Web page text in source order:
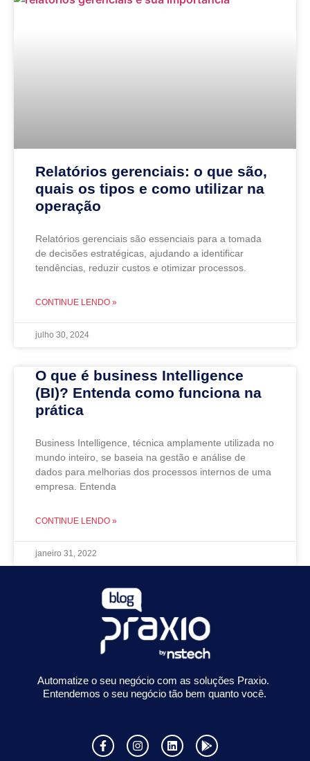
Relatórios gerenciais: o que são,
quais os tipos e como utilizar na
operação
Relatórios gerenciais são essenciais para a tomada
de decisões estratégicas, ajudando a identificar
tendências, reduzir custos e otimizar processos.
CONTINUE LENDO »
julho 30, 2024
O que é business Intelligence
(BI)? Entenda como funciona na
prática
Business Intelligence, técnica amplamente utilizada no
mundo inteiro, se baseia na gestão e análise de
dados para melhorias dos processos internos de uma
empresa. Entenda
CONTINUE LENDO »
janeiro 31, 2022
Automatize o seu negócio com as soluções Praxio.
Entendemos o seu negócio tão bem quanto você.